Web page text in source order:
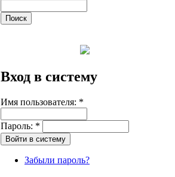
Вход в систему
Имя пользователя: *
Пароль: *
Забыли пароль?